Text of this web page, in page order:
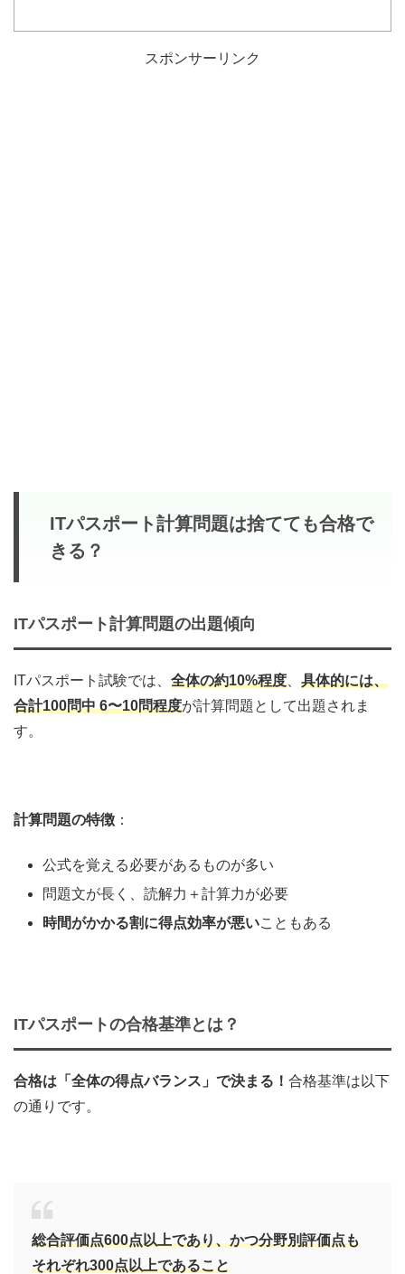
スポンサーリンク
ITパスポート計算問題は捨てても合格で
きる？
ITパスポート計算問題の出題傾向
ITパスポート試験では、 全体の約10%程度
具体的には、
合計100問中 6〜10問程度が計算問題として出題されま
す。
計算問題の特徴 ：
公式を覚える必要があるものが多い
問題文が長く、読解力＋計算力が必要
時間がかかる割に得点効率が悪いこともある
ITパスポートの合格基準とは？
合格は「全体の得点バランス」で決まる！ 合格基準は以下
の通りです。
総合評価点600点以上であり、かつ分野別評価点も
それぞれ300点以上であること